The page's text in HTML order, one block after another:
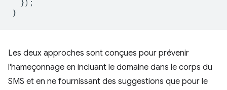
});
}
Les deux approches sont conçues pour prévenir
l'hameçonnage en incluant le domaine dans le corps du
SMS et en ne fournissant des suggestions que pour le